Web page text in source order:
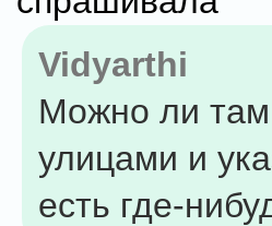
Vidyarthi
Можно ли там
улицами и
есть где-